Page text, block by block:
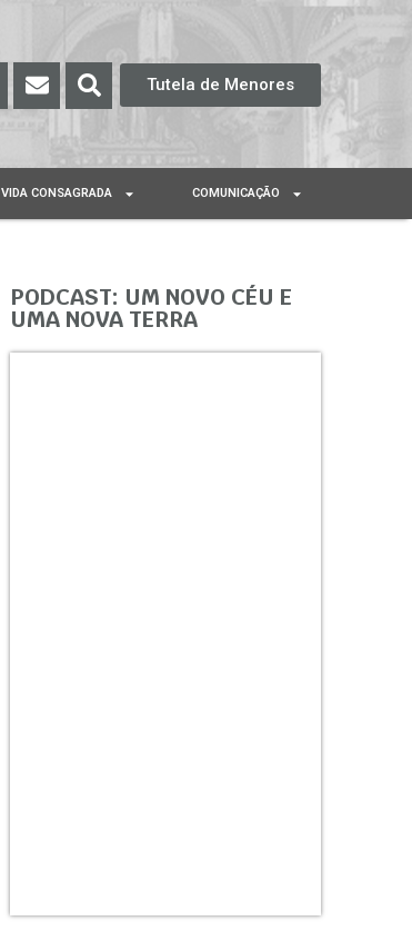
Tutela de Menores
VIDA CONSAGRADA COMUNICAÇÃO
PODCAST: UM NOVO CÉU E
UMA NOVA TERRA